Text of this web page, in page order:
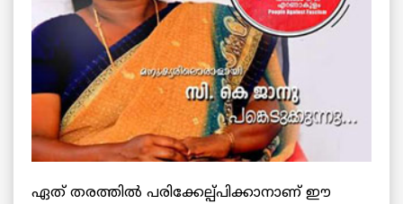
ഏത് തരത്തില്‍ പരിക്കേല്പ്പിക്കാനാണ് ഈ